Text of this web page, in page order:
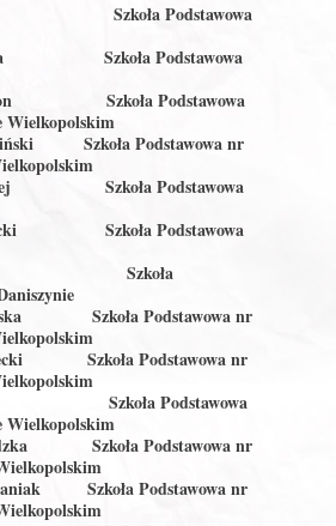
Szkoła Podstawowa
Szkoła Podstawowa
Szkoła Podstawowa
Wielkopolskim
Szkoła Podstawowa nr
Szkoła Podstawowa
Szkoła Podstawowa
Szkoła
Szkoła Podstawowa nr
Szkoła Podstawowa nr
Szkoła Podstawowa
Wielkopolskim
Szkoła Podstawowa nr
Szkoła Podstawowa nr